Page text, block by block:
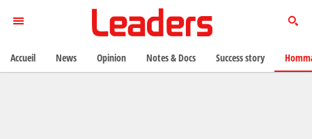
Accueil News Opinion Notes & Docs Success story